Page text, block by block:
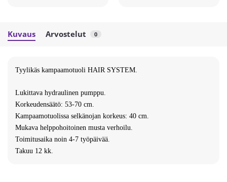
Kuvaus Arvostelut 0
Tyylikäs kampaamotuoli HAIR SYSTEM
Lukittava hydraulinen pumppu.
Korkeudensäätö: 53-70 cm.
Kampaamotuolissa selkänojan korkeus: 40 cm.
Mukava helppohoitoinen musta verhoilu.
Toimitusaika noin 4-7 työpäivää.
Takuu 12 kk.